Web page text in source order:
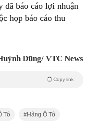
đã báo cáo lợi nhuận
họp báo cáo thu
Dũng/ VTC News
Copy link
Tô Hãng Ô Tô